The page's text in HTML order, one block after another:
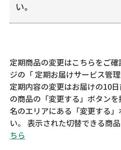
い。
定期商品の変更はこちらをご
ジの「 定期お届けサービス管
定期内容の変更はお届けの10
の商品の「変更する」ボタン
名のエリアにある「変更する
い。 表示された切替できる商
ちら